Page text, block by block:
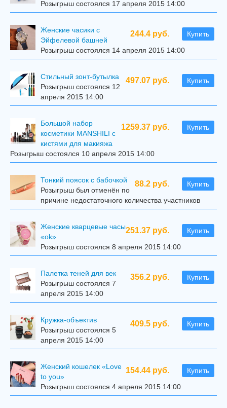
Розыгрыш состоялся 17 апреля 2015 14:00
244.4 руб. Купить
Женские часики с
Эйфелевой башней
Розыгрыш состоялся 14 апреля 2015 14:00
497.07 руб. Купить
Стильный зонт-бутылка
Розыгрыш состоялся 12
апреля 2015 14:00
1259.37 руб. Купить
Большой набор
косметики MANSHILI с
кистями для макияжа
Розыгрыш состоялся 10 апреля 2015 14:00
88.2 руб. Купить
Тонкий поясок с бабочкой
Розыгрыш был отменён по
причине недостаточного количества участников
251.37 руб. Купить
Женские кварцевые часы
«ok»
Розыгрыш состоялся 8 апреля 2015 14:00
356.2 руб. Купить
Палетка теней для век
Розыгрыш состоялся 7
апреля 2015 14:00
409.5 руб. Купить
Кружка-объектив
Розыгрыш состоялся 5
апреля 2015 14:00
154.44 руб. Купить
Женский кошелек «Love
to you»
Розыгрыш состоялся 4 апреля 2015 14:00